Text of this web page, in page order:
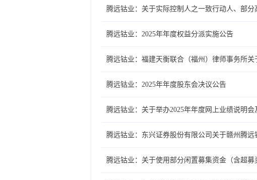
腾远钴业：关于实际控制人之一致行动人、部
腾远钴业：2025年年度权益分派实施公告
腾远钴业：福建天衡联合（福州）律师事务所
腾远钴业：2025年年度股东会决议公告
腾远钴业：关于举办2025年年度网上业绩说明
腾远钴业：东兴证券股份有限公司关于赣州腾
腾远钴业：关于使用部分闲置募集资金（含超